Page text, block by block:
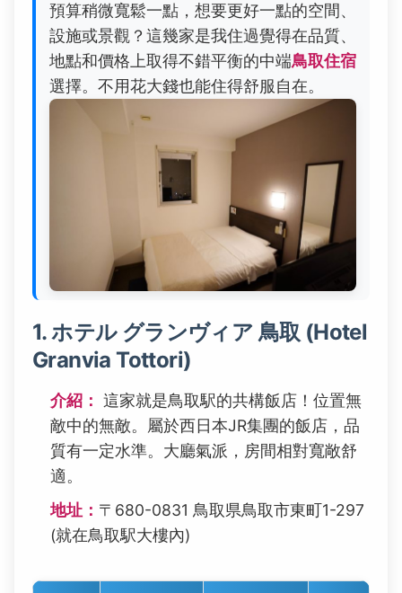
預算稍微寬鬆一點，想要更好一點的空間、
設施或景觀？這幾家是我住過覺得在品質、
地點和價格上取得不錯平衡的中端鳥取住宿
選擇。不用花大錢也能住得舒服自在。
1. ホテル グランヴィア 鳥取 (Hotel
Granvia Tottori)
介紹： 這家就是鳥取駅的共構飯店！位置無
敵中的無敵。屬於西日本JR集團的飯店，品
質有一定水準。大廳氣派，房間相對寬敞舒
適。
地址： 〒680-0831 鳥取県鳥取市東町1-297
(就在鳥取駅大樓內)